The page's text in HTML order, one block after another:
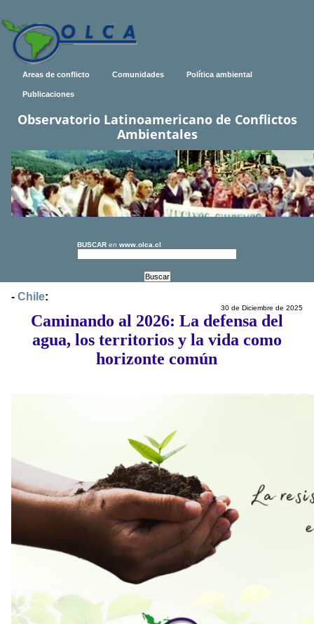
Areas de conflicto Comunidades Política ambiental
Publicaciones
Observatorio Latinoamericano de Conflictos
Ambientales
BUSCAR en www.olca.cl
- Chile:
30 de Diciembre de 2025
Caminando al 2026: La defensa del
agua, los territorios y la vida como
horizonte común